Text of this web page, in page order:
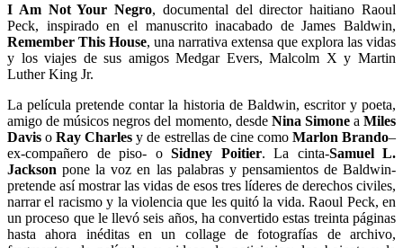
I Am Not Your Negro, documental del director haitiano Raoul
Peck, inspirado en el manuscrito inacabado de James Baldwin,
Remember This House, una narrativa extensa que explora las vidas
y los viajes de sus amigos Medgar Evers, Malcolm X y Martin
Luther King Jr.
La película pretende contar la historia de Baldwin, escritor y poeta,
amigo de músicos negros del momento, desde Nina SimoneaMiles
Davis oRay Charles y de estrellas de cine comoMarlon Brando–
ex-compañero de piso- o Sidney Poitier. La cinta-Samuel L.
Jackson pone la voz en las palabras y pensamientos de Baldwin-
pretende así mostrar las vidas de esos tres líderes de derechos civiles,
narrar el racismo y la violencia que les quitó la vida. Raoul Peck, en
un proceso que le llevó seis años, ha convertido estas treinta páginas
hasta ahora inéditas en un collage de fotografías de archivo,